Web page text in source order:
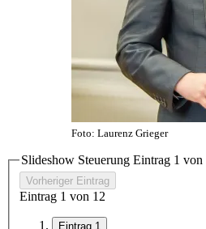
Foto: Laurenz Grieger
Slideshow Steuerung Eintrag 1 von
Vorheriger Eintrag
Eintrag 1 von 12
Eintrag 1